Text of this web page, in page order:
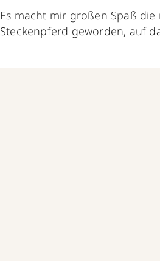
Es macht mir großen Spaß
Steckenpferd geworden, auf